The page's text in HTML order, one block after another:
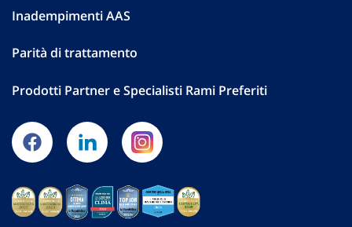
Inadempimenti AAS
Parità di trattamento
Prodotti Partner e Specialisti Rami Preferiti